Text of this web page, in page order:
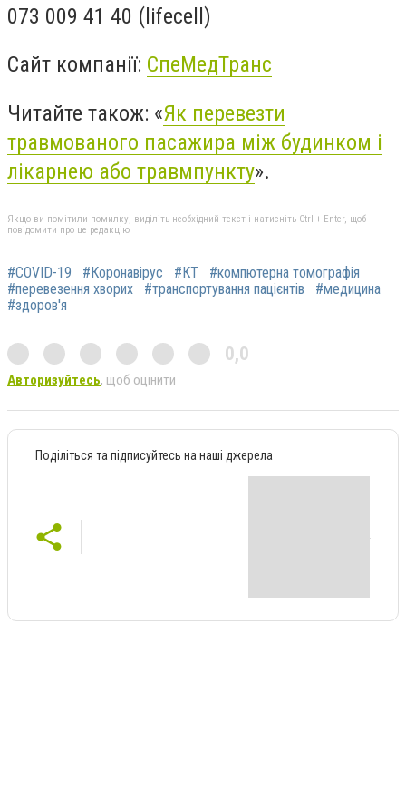
073 009 41 40 (lifecell)
Сайт компанії: СпеМедТранс
Читайте також: «Як перевезти
травмованого пасажира між будинком і
лікарнею або травмпункту».
Якщо ви помітили помилку, виділіть необхідний текст і натисніть Ctrl + Enter, щоб
повідомити про це редакцію
#COVID-19 #Коронавірус #КТ
#компютерна томографія
#перевезення хворих
#транспортування пацієнтів
#медицина
#здоров'я
0,0
Авторизуйтесь, щоб оцінити
Поділіться та підписуйтесь на наші джерела